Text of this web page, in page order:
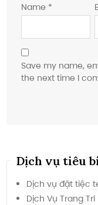
Dịch vụ tiêu
Dịch vụ đặt tiệc
Dịch Vụ Trang Trí
Name *
Save my name,
the next time I